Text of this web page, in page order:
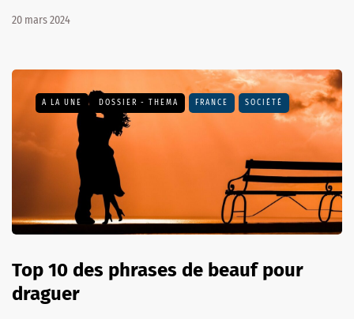
20 mars 2024
A LA UNE DOSSIER - THEMA FRANCE SOCIÉTÉ
Top 10 des phrases de beauf pour
draguer